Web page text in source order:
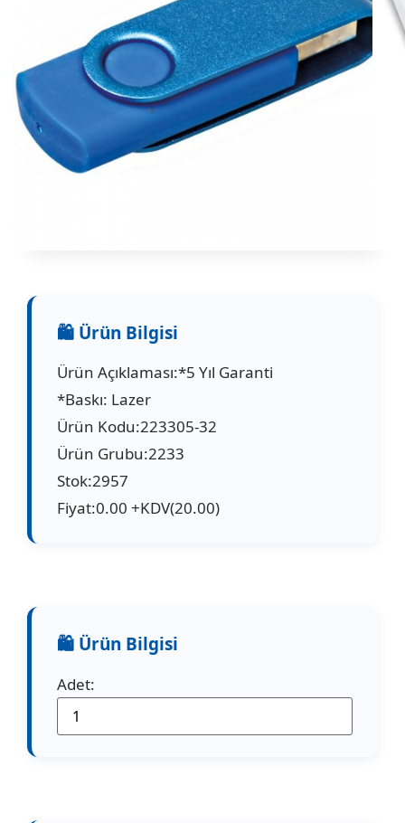
Ürün Açıklaması:*5 Yıl Garanti
*Baskı: Lazer
Ürün Kodu:223305-32
Ürün Grubu:2233
Stok:2957
Fiyat:0.00 +KDV(20.00)
Adet: